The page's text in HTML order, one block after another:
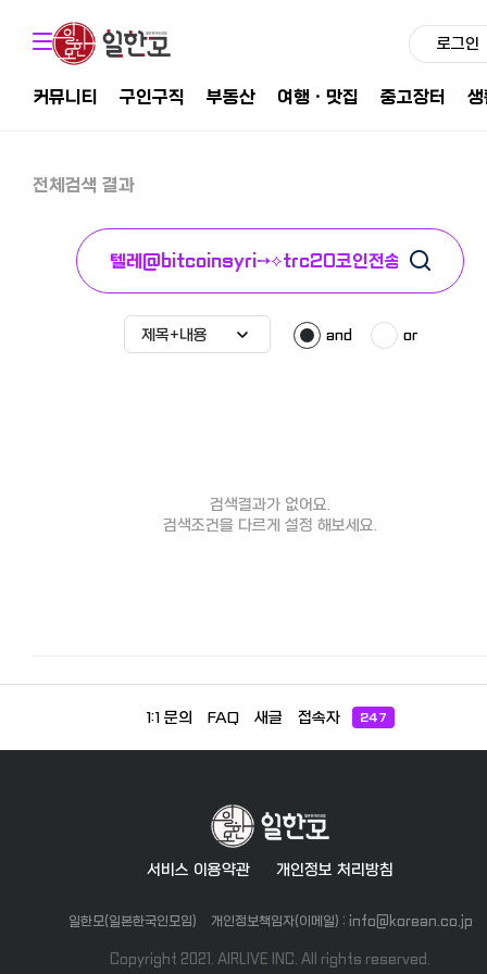
로그인
커뮤니티 구인구직 부동산 여행ㆍ맛집 중고장터
전체검색 결과
and or
검색결과가 없어요.
검색조건을 다르게 설정 해보세요.
1:1 문의 FAQ 새글 접속자 247
서비스 이용약관 개인정보 처리방침
일한모(일본한국인모임) 개인정보책임자(이메일) : info@korean.co.jp
Copyright 2021. AIRLIVE INC. All rights reserved.